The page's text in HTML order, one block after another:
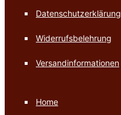
Datenschutzerklärung
Widerrufsbelehrung
Versandinformationen
Home